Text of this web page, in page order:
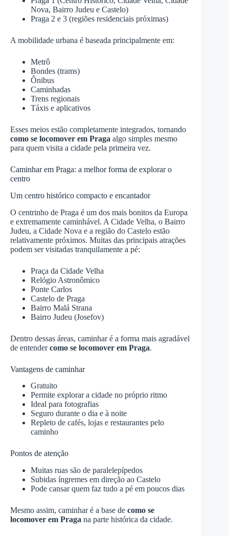
Nova, Bairro Judeu e Castelo)
Praga 2 e 3 (regiões residenciais próximas)
A mobilidade urbana é baseada principalmente em:
Metrô
Bondes (trams)
Ônibus
Caminhadas
Trens regionais
Táxis e aplicativos
Esses meios estão completamente integrados, tornando
como se locomover em Praga algo simples mesmo
para quem visita a cidade pela primeira vez.
Caminhar em Praga: a melhor forma de explorar o
centro
Um centro histórico compacto e encantador
O centrinho de Praga é um dos mais bonitos da Europa
e extremamente caminhável. A Cidade Velha, o Bairro
Judeu, a Cidade Nova e a região do Castelo estão
relativamente próximos. Muitas das principais atrações
podem ser visitadas tranquilamente a pé:
Praça da Cidade Velha
Relógio Astronômico
Ponte Carlos
Castelo de Praga
Bairro Malá Strana
Bairro Judeu (Josefov)
Dentro dessas áreas, caminhar é a forma mais agradável
de entendercomo se locomover em Praga.
Vantagens de caminhar
Gratuito
Permite explorar a cidade no próprio ritmo
Ideal para fotografias
Seguro durante o dia e à noite
Repleto de cafés, lojas e restaurantes pelo
caminho
Pontos de atenção
Muitas ruas são de paralelepípedos
Subidas íngremes em direção ao Castelo
Pode cansar quem faz tudo a pé em poucos dias
Mesmo assim, caminhar é a base de como se
locomover em Praga na parte histórica da cidade.